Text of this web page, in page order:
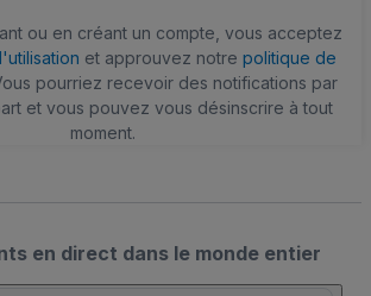
ou en créant un compte, vous acceptez
et approuvez notre politique de
pourriez recevoir des notifications par
et vous pouvez vous désinscrire à tout
moment.
en direct dans le monde entier